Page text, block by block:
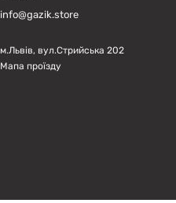
info@gazik.store
м.Львів, вул.Стрийська 202
Мапа проїзду